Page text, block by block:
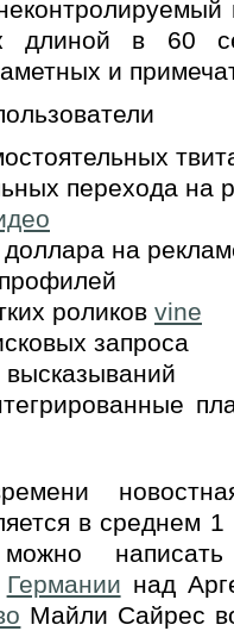
длиной в 60
и
перехода на
на
роликов vine
запроса
высказываний
в среднем
написать
Германии над
Майли Сайрес